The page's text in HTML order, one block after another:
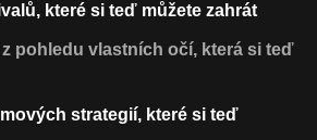
které si teď můžete zahrát
pohledu vlastních očí, která si teď
strategií, které si teď